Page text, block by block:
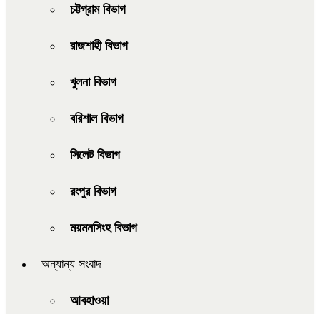
চট্টগ্রাম বিভাগ
রাজশাহী বিভাগ
খুলনা বিভাগ
বরিশাল বিভাগ
সিলেট বিভাগ
রংপুর বিভাগ
ময়মনসিংহ বিভাগ
অন্যান্য সংবাদ
আবহাওয়া